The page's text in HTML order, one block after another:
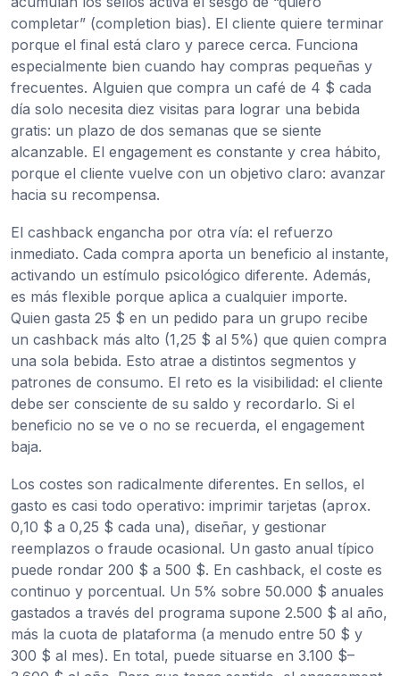
completar” (completion bias). El cliente quiere terminar
porque el final está claro y parece cerca. Funciona
especialmente bien cuando hay compras pequeñas y
frecuentes. Alguien que compra un café de 4 $ cada
día solo necesita diez visitas para lograr una bebida
gratis: un plazo de dos semanas que se siente
alcanzable. El engagement es constante y crea hábito,
porque el cliente vuelve con un objetivo claro: avanzar
hacia su recompensa.
El cashback engancha por otra vía: el refuerzo
inmediato. Cada compra aporta un beneficio al instante,
activando un estímulo psicológico diferente. Además,
es más flexible porque aplica a cualquier importe.
Quien gasta 25 $ en un pedido para un grupo recibe
un cashback más alto (1,25 $ al 5%) que quien compra
una sola bebida. Esto atrae a distintos segmentos y
patrones de consumo. El reto es la visibilidad: el cliente
debe ser consciente de su saldo y recordarlo. Si el
beneficio no se ve o no se recuerda, el engagement
baja.
Los costes son radicalmente diferentes. En sellos, el
gasto es casi todo operativo: imprimir tarjetas (aprox.
0,10 $ a 0,25 $ cada una), diseñar, y gestionar
reemplazos o fraude ocasional. Un gasto anual típico
puede rondar 200 $ a 500 $. En cashback, el coste es
continuo y porcentual. Un 5% sobre 50.000 $ anuales
gastados a través del programa supone 2.500 $ al año,
más la cuota de plataforma (a menudo entre 50 $ y
300 $ al mes). En total, puede situarse en 3.100 $–